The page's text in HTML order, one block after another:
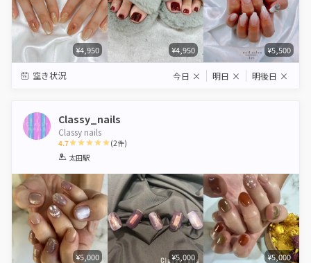
¥4,950 ¥4,950 ¥5,500
空き状況 今日 × 明日 × 明後日 ×
Classy_nails
Classy nails
4.7
1 2 3
(2件)
太田駅
¥5,000 ¥5,000 ¥5,000